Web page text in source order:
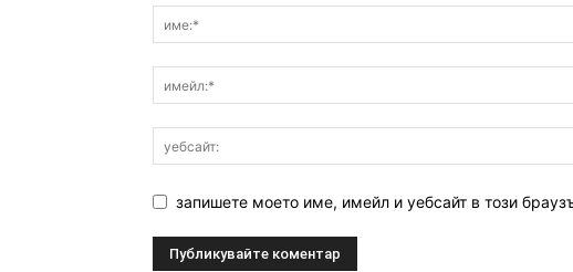
запишете моето име, имейл и уебсайт в този